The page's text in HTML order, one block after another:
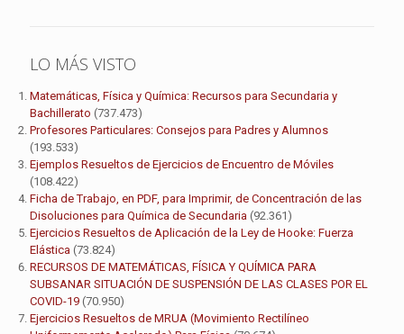
LO MÁS VISTO
Matemáticas, Física y Química: Recursos para Secundaria y
Bachillerato (737.473)
Profesores Particulares: Consejos para Padres y Alumnos
(193.533)
Ejemplos Resueltos de Ejercicios de Encuentro de Móviles
(108.422)
Ficha de Trabajo, en PDF, para Imprimir, de Concentración de las
Disoluciones para Química de Secundaria (92.361)
Ejercicios Resueltos de Aplicación de la Ley de Hooke: Fuerza
Elástica (73.824)
RECURSOS DE MATEMÁTICAS, FÍSICA Y QUÍMICA PARA
SUBSANAR SITUACIÓN DE SUSPENSIÓN DE LAS CLASES POR EL
COVID-19 (70.950)
Ejercicios Resueltos de MRUA (Movimiento Rectilíneo